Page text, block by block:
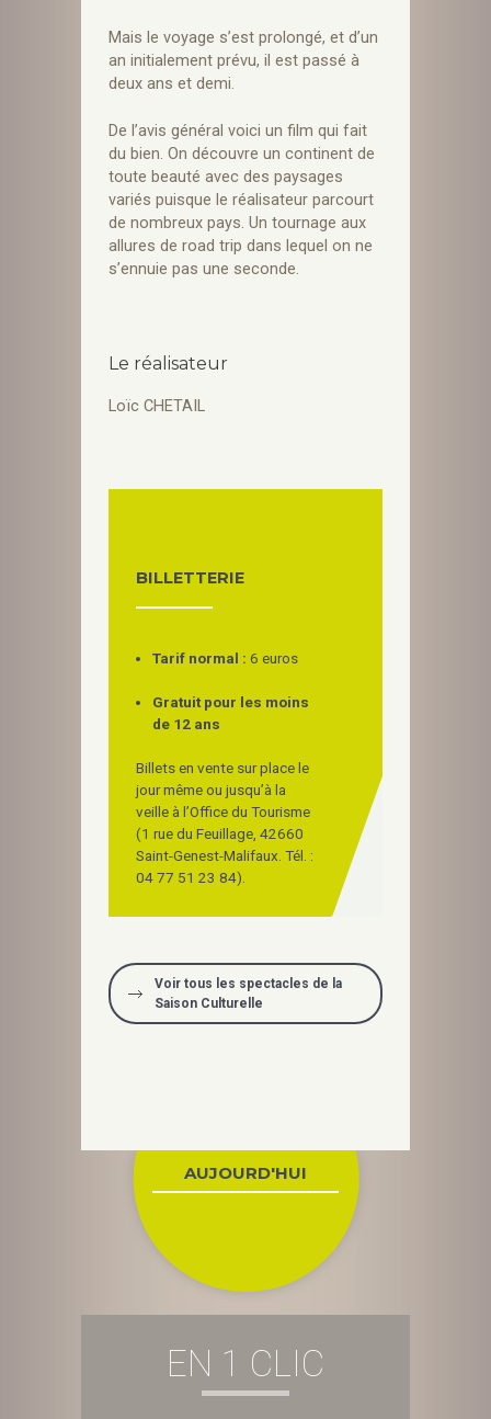
Mais le voyage s’est prolongé, et d’un
an initialement prévu, il est passé à
deux ans et demi.
De l’avis général voici un film qui fait
du bien. On découvre un continent de
toute beauté avec des paysages
variés puisque le réalisateur parcourt
de nombreux pays. Un tournage aux
allures de road trip dans lequel on ne
s’ennuie pas une seconde.
Le réalisateur
Loïc CHETAIL
BILLETTERIE
Tarif normal : 6 euros
Gratuit pour les moins
de 12 ans
Billets en vente sur place le
jour même ou jusqu’à la
veille à l’Office du Tourisme
(1 rue du Feuillage, 42660
Saint-Genest-Malifaux. Tél. :
04 77 51 23 84).
Voir tous les spectacles de la
Saison Culturelle
AUJOURD'HUI
EN 1 CLIC